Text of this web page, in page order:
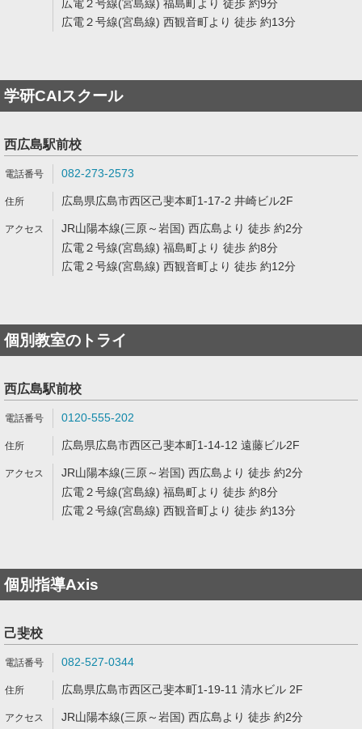
広電２号線(宮島線) 福島町より 徒歩 約9分
広電２号線(宮島線) 西観音町より 徒歩 約13分
学研CAIスクール
西広島駅前校
082-273-2573
広島県広島市西区己斐本町1-17-2 井崎ビル2F
JR山陽本線(三原～岩国) 西広島より 徒歩 約2分
広電２号線(宮島線) 福島町より 徒歩 約8分
広電２号線(宮島線) 西観音町より 徒歩 約12分
個別教室のトライ
西広島駅前校
0120-555-202
広島県広島市西区己斐本町1-14-12 遠藤ビル2F
JR山陽本線(三原～岩国) 西広島より 徒歩 約2分
広電２号線(宮島線) 福島町より 徒歩 約8分
広電２号線(宮島線) 西観音町より 徒歩 約13分
個別指導Axis
己斐校
082-527-0344
広島県広島市西区己斐本町1-19-11 清水ビル 2F
JR山陽本線(三原～岩国) 西広島より 徒歩 約2分